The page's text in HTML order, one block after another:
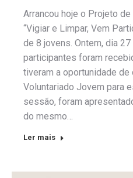
Arrancou hoje o Projeto
“Vigiar e Limpar, Vem
de 8 jovens. Ontem, dia
participantes foram
tiveram a oportunidade
Voluntariado Jovem para
sessão, foram
do mesmo…
Ler mais